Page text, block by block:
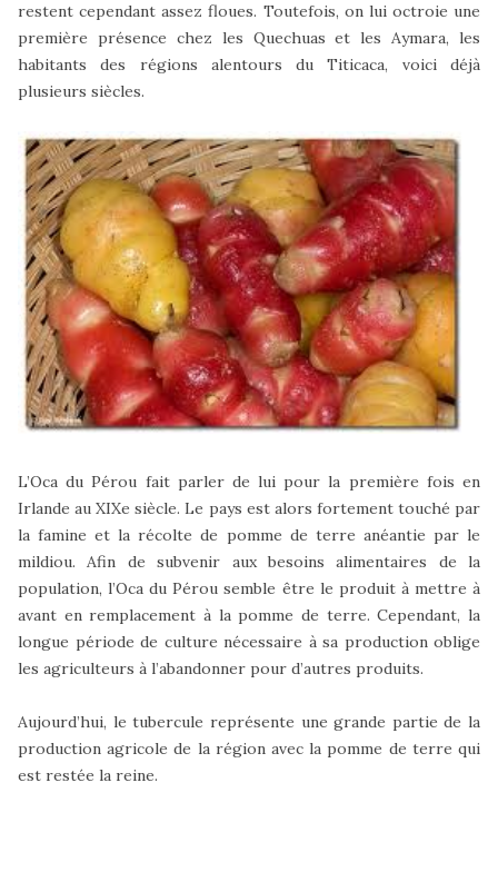
restent cependant assez floues. Toutefois, on lui octroie une
première présence chez les Quechuas et les Aymara, les
habitants des régions alentours du Titicaca, voici déjà
plusieurs siècles.
L’Oca du Pérou fait parler de lui pour la première fois en
Irlande au XIXe siècle. Le pays est alors fortement touché par
la famine et la récolte de pomme de terre anéantie par le
mildiou. Afin de subvenir aux besoins alimentaires de la
population, l’Oca du Pérou semble être le produit à mettre à
avant en remplacement à la pomme de terre. Cependant, la
longue période de culture nécessaire à sa production oblige
les agriculteurs à l’abandonner pour d’autres produits.
Aujourd’hui, le tubercule représente une grande partie de la
production agricole de la région avec la pomme de terre qui
est restée la reine.